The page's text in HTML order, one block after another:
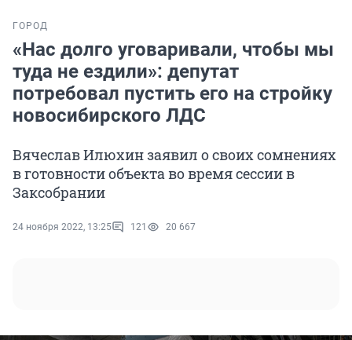
ГОРОД
«Нас долго уговаривали, чтобы мы
туда не ездили»: депутат
потребовал пустить его на стройку
новосибирского ЛДС
Вячеслав Илюхин заявил о своих сомнениях
в готовности объекта во время сессии в
Заксобрании
24 ноября 2022, 13:25 121 20 667